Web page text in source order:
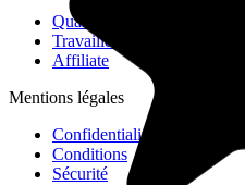
"Great too for managing daily
perfect if it was updated for
google tasks and google calendar"
NV
Nick Vlasov
Qualtir
Travailler avec nous
Affiliate
Mentions légales
Confidentialité
Conditions
Sécurité